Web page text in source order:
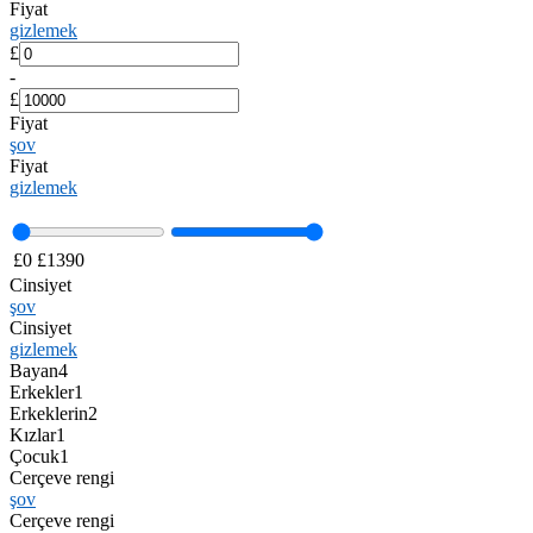
Fiyat
gizlemek
£
-
£
Fiyat
şov
Fiyat
gizlemek
£0 £1390
Cinsiyet
şov
Cinsiyet
gizlemek
Bayan4
Erkekler1
Erkeklerin2
Kızlar1
Çocuk1
Cerçeve rengi
şov
Cerçeve rengi